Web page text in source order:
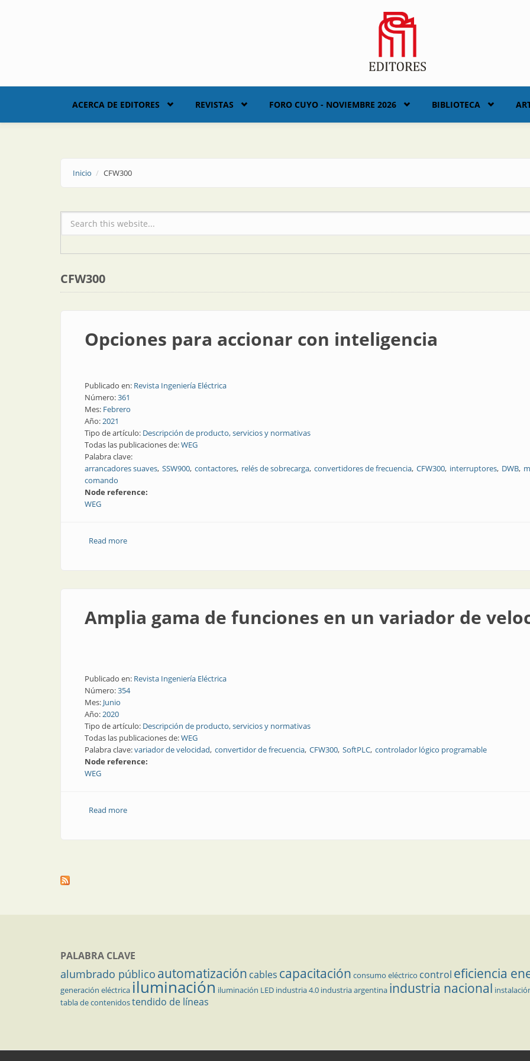
ACERCA DE EDITORES REVISTAS FORO CUYO - NOVIEMBRE 2026 BIBLIOTECA
Inicio CFW300
Formulario de búsqueda
CFW300
Opciones para accionar con inteligencia
Publicado en: Revista Ingeniería Eléctrica
Número:361
Mes: Febrero
Año:2021
Tipo de artículo: Descripción de producto, servicios y normativas
Todas las publicaciones de:WEG
Palabra clave:
arrancadores suaves SSW900 contactores relés de sobrecarga convertidores de frecuencia CFW300 interruptores DWB
comando
Node reference:
WEG
Read moreabout Opciones para accionar con inteligencia
Amplia gama de funciones en un variador de
Publicado en: Revista Ingeniería Eléctrica
Número:354
Mes: Junio
Año:2020
Tipo de artículo: Descripción de producto, servicios y normativas
Todas las publicaciones de:WEG
Palabra clave:variador de velocidad convertidor de frecuencia CFW300 SoftPLC controlador lógico programable
Node reference:
WEG
Read moreabout Amplia gama de funciones en un variador de velocidad
PALABRA CLAVE
alumbrado público automatización cables capacitación consumo eléctrico control eficiencia
generación eléctrica iluminación iluminación LED industria 4.0 industria argentina industria nacional
tabla de contenidostendido de líneas